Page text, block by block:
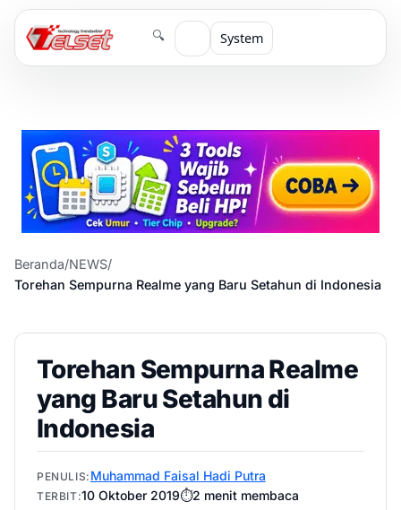
🔍 System
Beranda/NEWS/
Torehan Sempurna Realme yang Baru Setahun di Indonesia
Torehan Sempurna Realme
yang Baru Setahun di
Indonesia
PENULIS: Muhammad Faisal Hadi Putra
TERBIT:10 Oktober 2019⏱️2 menit membaca